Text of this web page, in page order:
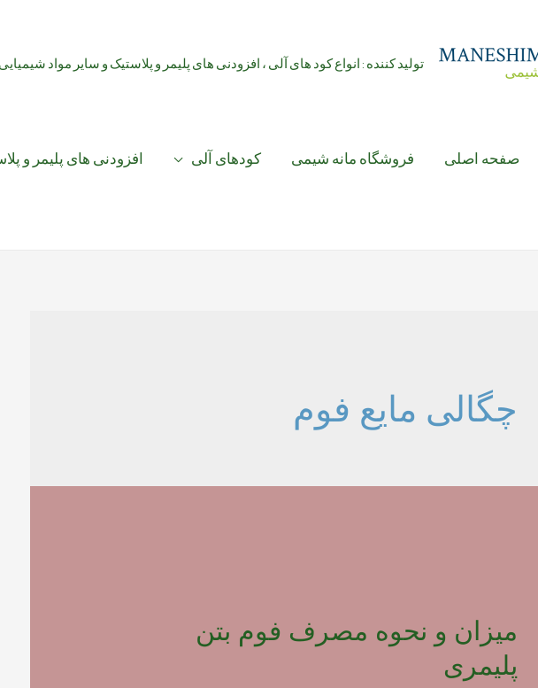
تولید کننده : انواع کود های آلی ، افزودنی های پلیمر و پلاستیک و سایر مواد
صفحه اصلی فروشگاه مانه شیمی کودهای آلی افزودنی های پلیمر و
چگالی مایع فوم
میزان و نحوه مصرف فوم بتن
پلیمری